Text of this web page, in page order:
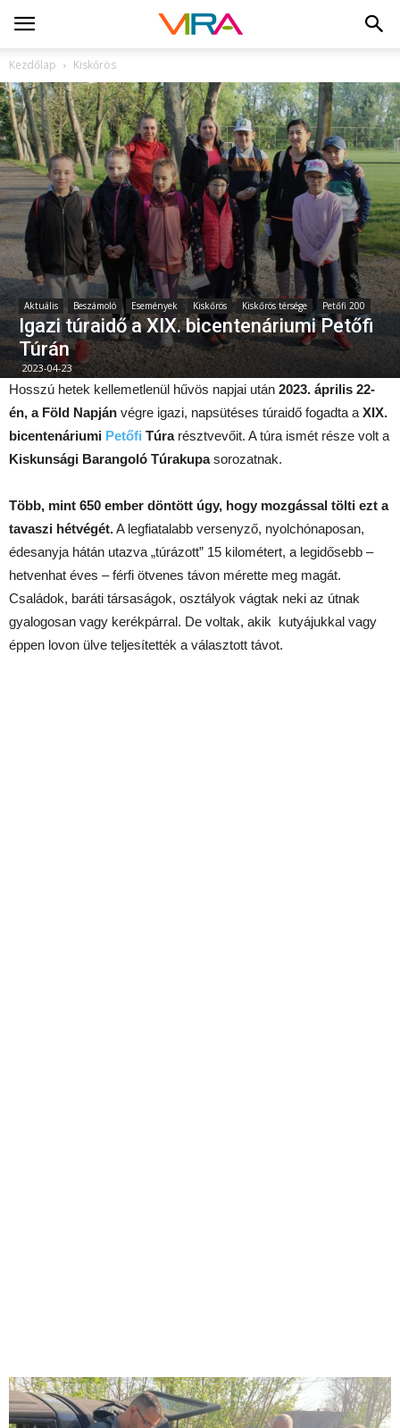
Kezdőlap Kiskőrös
Aktuális Beszámoló Események Kiskőrös Kiskőrös térsége Petőfi 200
Igazi túraidő a XIX. bicentenáriumi Petőfi
Túrán
2023-04-23
Hosszú hetek kellemetlenül hűvös napjai után 2023. április 22-
én, a Föld Napján végre igazi, napsütéses túraidő fogadta aXIX.
bicentenáriumi Petőfi Túrarésztvevőit. A túra ismét része volt a
Kiskunsági Barangoló Túrakupasorozatnak.
Több, mint 650 ember döntött úgy, hogy mozgással tölti ezt a
tavaszi hétvégét.A legfiatalabb versenyző, nyolchónaposan,
édesanyja hátán utazva „túrázott” 15 kilométert, a legidősebb –
hetvenhat éves – férfi ötvenes távon mérette meg magát.
Családok, baráti társaságok, osztályok vágtak neki az útnak
gyalogosan vagy kerékpárral. De voltak, akik kutyájukkal vagy
éppen lovon ülve teljesítették a választott távot.